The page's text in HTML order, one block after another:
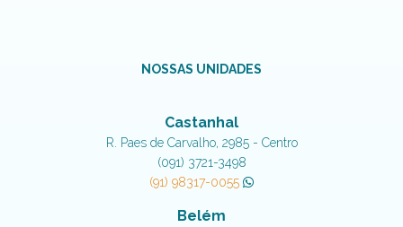
NOSSAS UNIDADES
Castanhal
R. Paes de Carvalho, 2985 - Centro
(091) 3721-3498
(91) 98317-0055
Belém